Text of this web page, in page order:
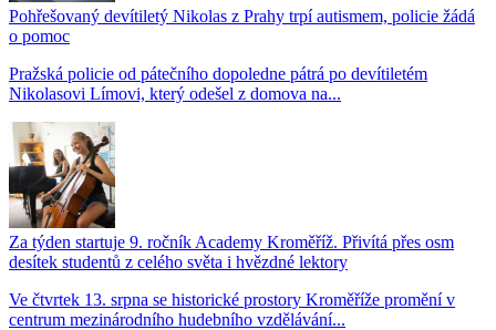
Pohřešovaný devítiletý Nikolas z Prahy trpí autismem, policie žádá
o pomoc
Pražská policie od pátečního dopoledne pátrá po devítiletém
Nikolasovi Límovi, který odešel z domova na...
Za týden startuje 9. ročník Academy Kroměříž. Přivítá přes osm
desítek studentů z celého světa i hvězdné lektory
Ve čtvrtek 13. srpna se historické prostory Kroměříže promění v
centrum mezinárodního hudebního vzdělávání...